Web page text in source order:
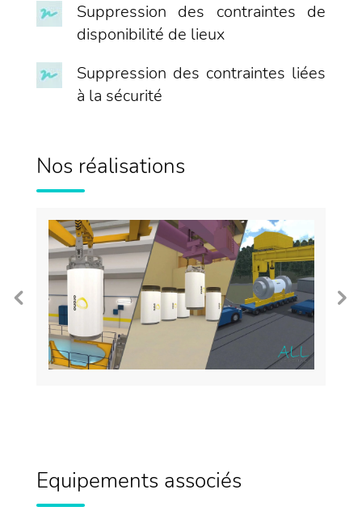
Suppression des contraintes de
disponibilité de lieux
Suppression des contraintes liées
à la sécurité
Nos réalisations
Equipements associés